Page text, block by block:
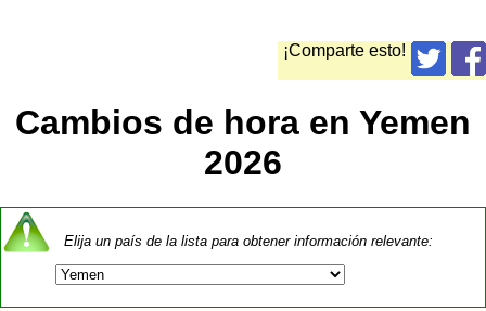
¡Comparte esto!
Cambios de hora en Yemen
2026
Elija un país de la lista para obtener información relevante: